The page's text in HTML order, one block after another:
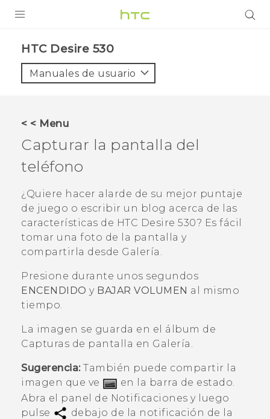
VIVE
VIVERSE
AYUDA
HTC Devices & Accessories
Video Tutorials
HTC Desire 530‎
Manuales de usuario
< < Menu
Capturar la pantalla del
teléfono
¿Quiere hacer alarde de su mejor puntaje
de juego o escribir un blog acerca de las
características de HTC Desire 530? Es fácil
tomar una foto de la pantalla y
compartirla desde Galería .
Presione durante unos segundos
ENCENDIDO y BAJAR VOLUMEN al mismo
tiempo.
La imagen se guarda en el álbum de
Capturas de pantalla en Galería .
Sugerencia:También puede compartir la
imagen que ve
en la barra de estado.
Abra el panel de Notificaciones y luego
pulse
debajo de la notificación de la